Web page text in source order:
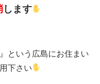
します
という広島にお住まい
下さい